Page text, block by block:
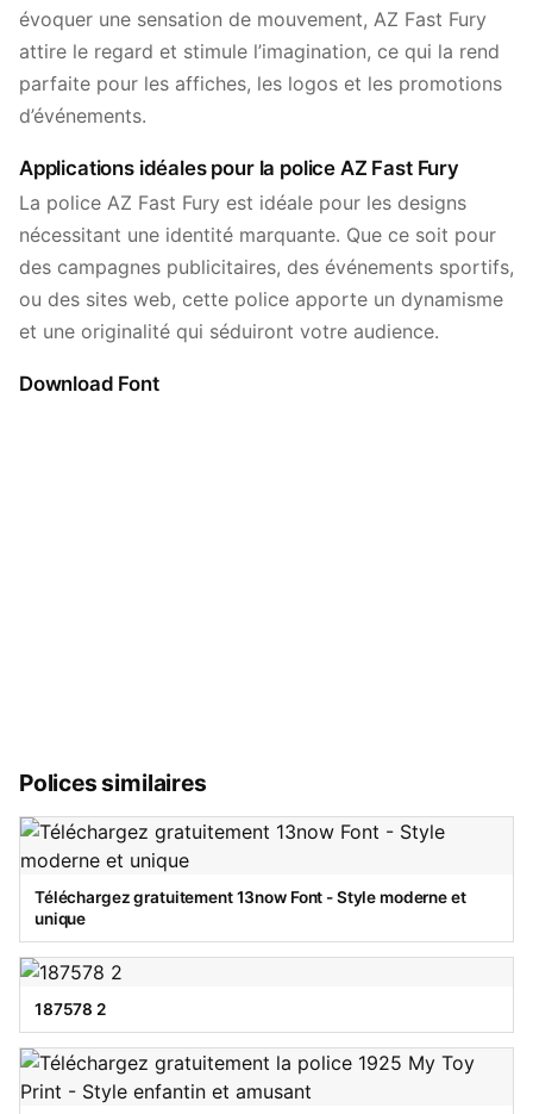
évoquer une sensation de mouvement, AZ Fast Fury
attire le regard et stimule l’imagination, ce qui la rend
parfaite pour les affiches, les logos et les promotions
d’événements.
Applications idéales pour la police AZ Fast Fury
La police AZ Fast Fury est idéale pour les designs
nécessitant une identité marquante. Que ce soit pour
des campagnes publicitaires, des événements sportifs,
ou des sites web, cette police apporte un dynamisme
et une originalité qui séduiront votre audience.
Download Font
Polices similaires
Téléchargez gratuitement 13now Font - Style moderne et
unique
187578 2